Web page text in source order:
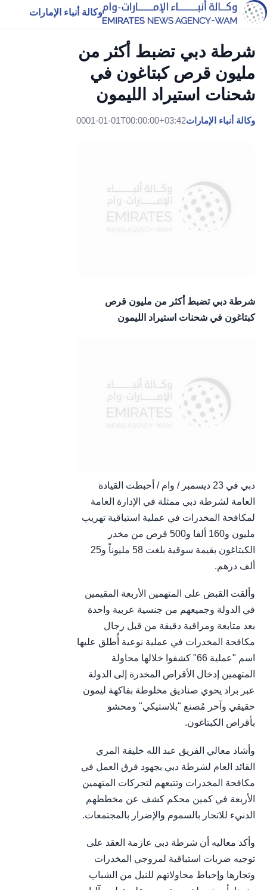
وكالة أنباء الإمارات
شرطة دبي تضبط أكثر من
مليون قرص كبتاغون في
شحنات استيراد الليمون
وكالة أنباء الإمارات0001-01-01T00:00:00+03:42
شرطة دبي تضبط أكثر من مليون قرص
كبتاغون في شحنات استيراد الليمون
دبي في 23 ديسمبر / وام / أحبطت القيادة
العامة لشرطة دبي ممثلة في الإدارة العامة
لمكافحة المخدرات في عملية استباقية تهريب
مليون و160 ألفا و500 قرص من مخدر
الكبتاغون بقيمة سوقية بلغت 58 مليوناً و25
ألف درهم.
وألقت القبض على المتهمين الأربعة المقيمين
في الدولة وجميعهم من جنسية عربية واحدة
بعد متابعة ومراقبة دقيقة من قبل رجال
مكافحة المخدرات في عملية نوعية أُطلق عليها
اسم "عملية 66" كشفوا خلالها محاولة
المتهمين إدخال الأقراص المخدرة إلى الدولة
عبر براد يحوي صناديق مخلوطة بفاكهة ليمون
حقيقي وآخر مُصنع "بلاستيكي" ومحشو
بأقراص الكبتاغون.
وأشاد معالي الفريق عبد الله خليفة المري
القائد العام لشرطة دبي بجهود فرق العمل في
مكافحة المخدرات وتتبعهم لتحركات المتهمين
الأربعة في كمين محكم كشف عن مخططهم
الدنيء للاتجار بالسموم والإضرار بالمجتمعات.
وأكد معاليه أن شرطة دبي عازمة العقد على
توجيه ضربات استباقية لمروجي المخدرات
وتجارها وإحباط محاولاتهم للنيل من الشباب